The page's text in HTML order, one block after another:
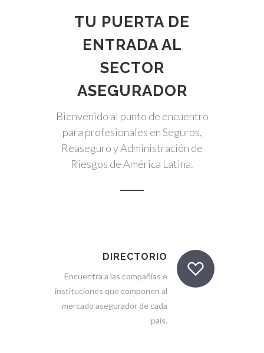
TU PUERTA DE
ENTRADA AL
SECTOR
ASEGURADOR
Bienvenido al punto de encuentro
para profesionales en Seguros,
Reaseguro y Administración de
Riesgos de América Latina.
DIRECTORIO
Encuentra a las compañías e
instituciones que componen al
mercado asegurador de cada
país.